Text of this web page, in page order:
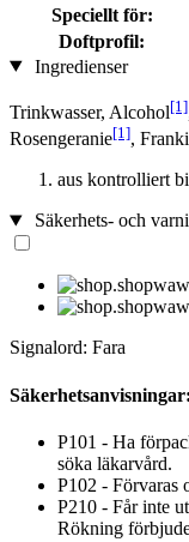
Speciellt för:
Doftprofil:
Ingredienser
Trinkwasser, Alcohol[1]
Rosengeranie[1],
aus kontrolliert
Säkerhets- och
Signalord: Fara
Säkerhetsanvisningar:
P101 - Ha
söka läkarvård.
P102 - Förvaras
P210 - Får inte
Rökning